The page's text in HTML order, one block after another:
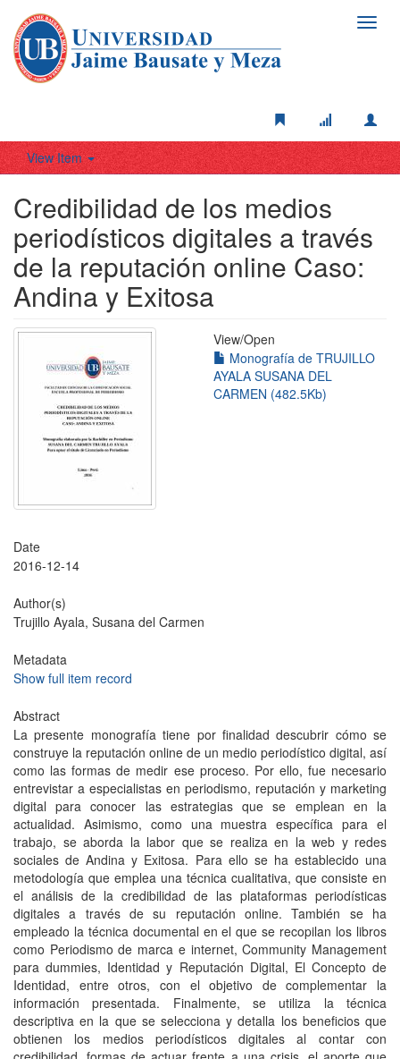
View Item
Credibilidad de los medios
periodísticos digitales a través
de la reputación online Caso:
Andina y Exitosa
View/Open
Monografía de TRUJILLO
AYALA SUSANA DEL
CARMEN (482.5Kb)
Date
2016-12-14
Author(s)
Trujillo Ayala, Susana del Carmen
Metadata
Show full item record
Abstract
La presente monografía tiene por finalidad descubrir cómo se
construye la reputación online de un medio periodístico digital, así
como las formas de medir ese proceso. Por ello, fue necesario
entrevistar a especialistas en periodismo, reputación y marketing
digital para conocer las estrategias que se emplean en la
actualidad. Asimismo, como una muestra específica para el
trabajo, se aborda la labor que se realiza en la web y redes
sociales de Andina y Exitosa. Para ello se ha establecido una
metodología que emplea una técnica cualitativa, que consiste en
el análisis de la credibilidad de las plataformas periodísticas
digitales a través de su reputación online. También se ha
empleado la técnica documental en el que se recopilan los libros
como Periodismo de marca e internet, Community Management
para dummies, Identidad y Reputación Digital, El Concepto de
Identidad, entre otros, con el objetivo de complementar la
información presentada. Finalmente, se utiliza la técnica
descriptiva en la que se selecciona y detalla los beneficios que
obtienen los medios periodísticos digitales al contar con